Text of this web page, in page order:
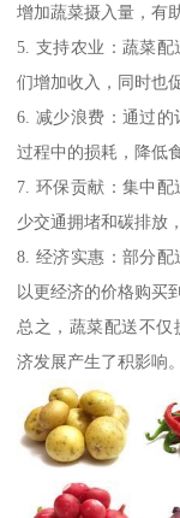
增加蔬菜摄入量，有
5. 支持农业：蔬菜
们增加收入，同时也
6. 减少浪费：通过
过程中的损耗，降低
7. 环保贡献：集中
少交通拥堵和碳排放
8. 经济实惠：部分
以更经济的价格购买
总之，蔬菜配送不
济发展产生了积影响。